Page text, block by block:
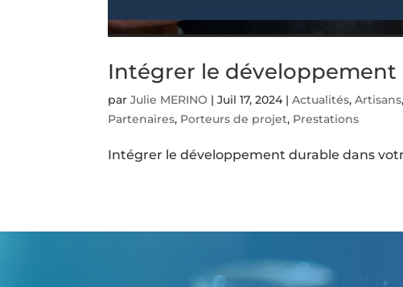
Intégrer le
parJulie MERINO |Juil 17, 2024|Actualités,Artisans,
Partenaires, Porteurs de projet, Prestations
Intégrer le développement durable dans